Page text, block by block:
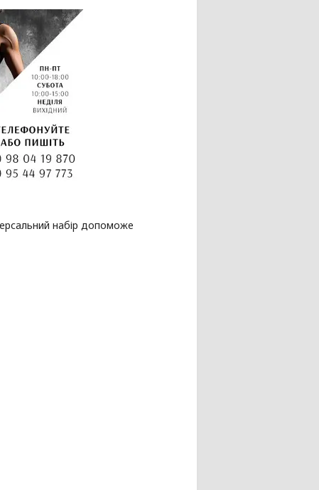
набір допоможе